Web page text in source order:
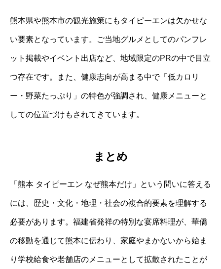
熊本県や熊本市の観光施策にもタイピーエンは欠かせな
い要素となっています。ご当地グルメとしてのパンフレ
ット掲載やイベント出店など、地域限定のPRの中で目立
つ存在です。また、健康志向が高まる中で「低カロリ
ー・野菜たっぷり」の特色が強調され、健康メニューと
しての位置づけもされてきています。
まとめ
「熊本 タイピーエン なぜ熊本だけ」という問いに答える
には、歴史・文化・地理・社会の複合的要素を理解する
必要があります。福建省発祥の特別な宴席料理が、華僑
の移動を通じて熊本に伝わり、家庭やまかないから始ま
り学校給食や老舗店のメニューとして拡散されたことが